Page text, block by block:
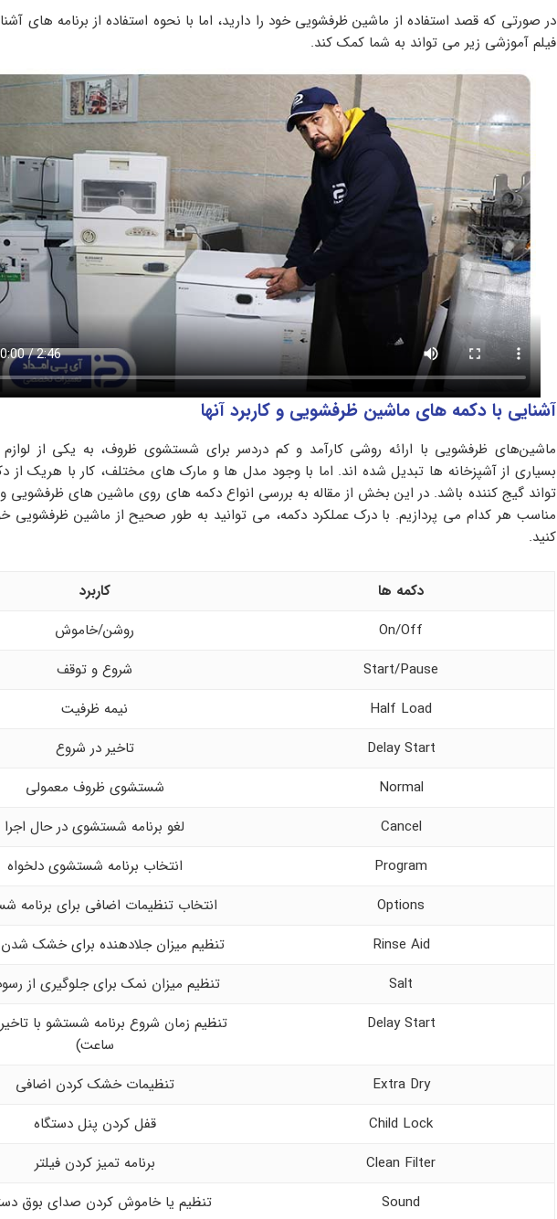
در صورتی که قصد استفاده از ماشین ظرفشویی خود را دارید، اما با نحوه استفاده از برنامه های
فیلم آموزشی زیر می تواند به شما کمک کند.
آشنایی با دکمه های ماشین ظرفشویی و کاربرد آنها
ماشین‌های ظرفشویی با ارائه روشی کارآمد و کم‌ دردسر برای شستشوی ظروف، به یکی از
بسیاری از آشپزخانه‌ ها تبدیل شده‌ اند. اما با وجود مدل‌ ها و مارک‌ های مختلف، کار با هریک از
تواند گیج‌ کننده باشد. در این بخش از مقاله به بررسی انواع دکمه های روی ماشین‌ های ظرفشویی و
مناسب هر کدام می‌ پردازیم. با درک عملکرد دکمه، می‌ توانید به طور صحیح از ماشین ظرفشویی
کنید.
دکمه ها
کاربرد
On/Off
روشن/خاموش
Start/Pause
شروع و توقف
Half Load
نیمه ظرفیت
Delay Start
تاخیر در شروع
Normal
شستشوی ظروف معمولی
Cancel
لغو برنامه شستشوی در حال اجرا
Program
انتخاب برنامه شستشوی دلخواه
Options
انتخاب تنظیمات اضافی برای برنامه
Rinse Aid
تنظیم میزان جلادهنده برای خشک
Salt
تنظیم میزان نمک برای جلوگیری از
Delay Start
ساعت)
Extra Dry
تنظیمات خشک کردن اضافی
Child Lock
قفل کردن پنل دستگاه
Clean Filter
برنامه تمیز کردن فیلتر
Sound
تنظیم یا خاموش کردن صدای بوق